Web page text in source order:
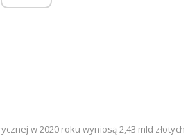
w 2020 roku wyniosą 2,43 mld złotych